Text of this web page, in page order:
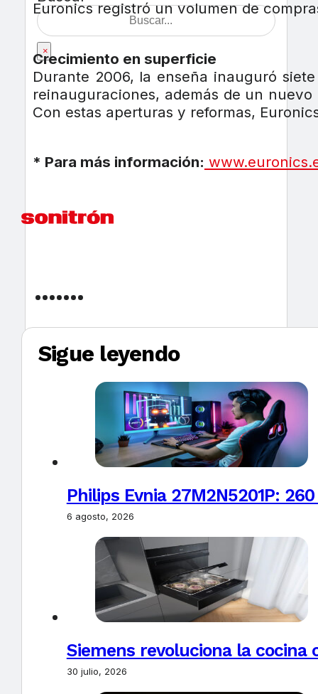
×
Euronics registró un volumen de
Crecimiento en superficie
Durante 2006, la enseña inauguró
reinauguraciones, además de un
Con estas aperturas y reformas,
* Para más información:
Sigue leyendo
Philips Evnia 27M2N5201P:
6 agosto, 2026
Siemens revoluciona la
30 julio, 2026